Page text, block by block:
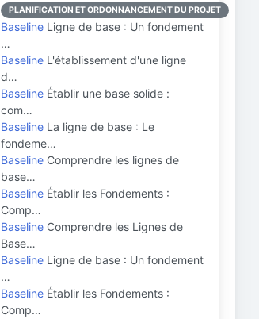
PLANIFICATION ET ORDONNANCEMENT DU PROJET
Baseline Ligne de base : Un fondement
…
Baseline L'établissement d'une ligne
d…
Baseline Établir une base solide :
com…
Baseline La ligne de base : Le
fondeme…
Baseline Comprendre les lignes de
base…
Baseline Établir les Fondements :
Comp…
Baseline Comprendre les Lignes de
Base…
Baseline Ligne de base : Un fondement
…
Baseline Établir les Fondements :
Comp…